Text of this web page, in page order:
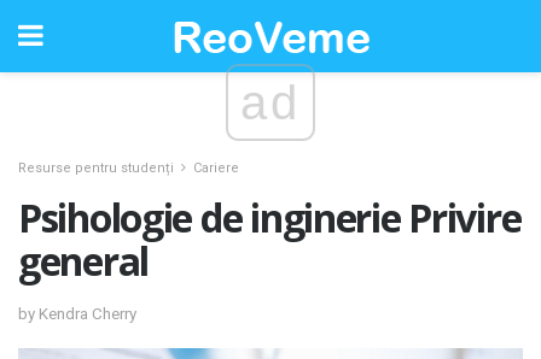
ad
Resurse pentru studenți Cariere
Psihologie de inginerie Privire
general
by Kendra Cherry